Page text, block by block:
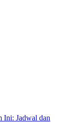
Ini: Jadwal dan